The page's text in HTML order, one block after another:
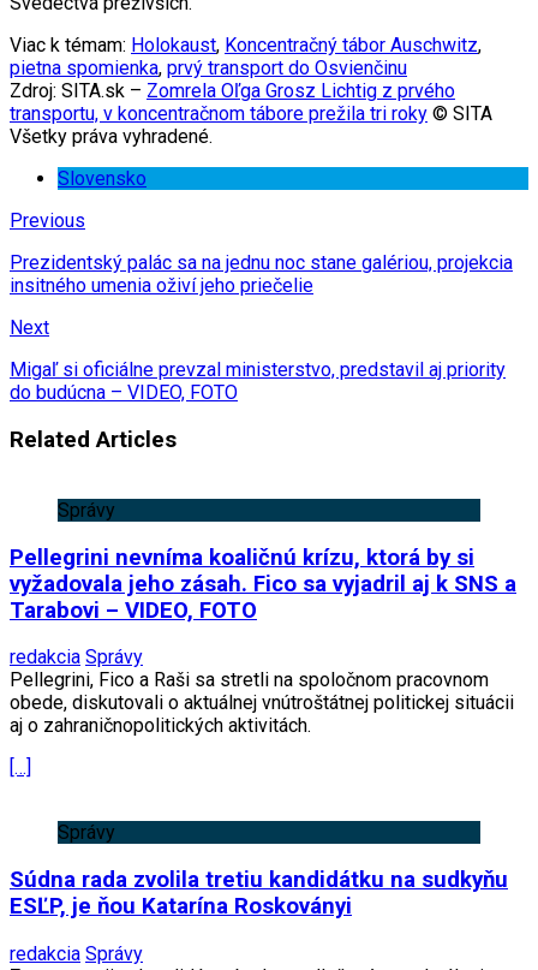
Viac k témam: Holokaust, Koncentračný tábor Auschwitz,
pietna spomienka, prvý transport do Osvienčinu
Zdroj: SITA.sk – Zomrela Oľga Grosz Lichtig z prvého
transportu, v koncentračnom tábore prežila tri roky © SITA
Všetky práva vyhradené.
Slovensko
Previous
Prezidentský palác sa na jednu noc stane galériou, projekcia
insitného umenia oživí jeho priečelie
Next
Migaľ si oficiálne prevzal ministerstvo, predstavil aj priority
do budúcna – VIDEO, FOTO
Related Articles
Správy
Pellegrini nevníma koaličnú krízu, ktorá by si
vyžadovala jeho zásah. Fico sa vyjadril aj k SNS a
Tarabovi – VIDEO, FOTO
redakcia Správy
Pellegrini, Fico a Raši sa stretli na spoločnom pracovnom
obede, diskutovali o aktuálnej vnútroštátnej politickej situácii
aj o zahraničnopolitických aktivitách.
[…]
Správy
Súdna rada zvolila tretiu kandidátku na sudkyňu
ESĽP, je ňou Katarína Roskoványi
redakcia Správy